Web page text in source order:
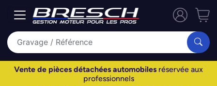
Vente de pièces détachées automobiles réservée aux
professionnels